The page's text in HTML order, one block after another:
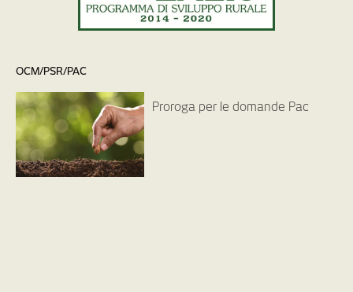
OCM/PSR/PAC
Proroga per le domande Pac